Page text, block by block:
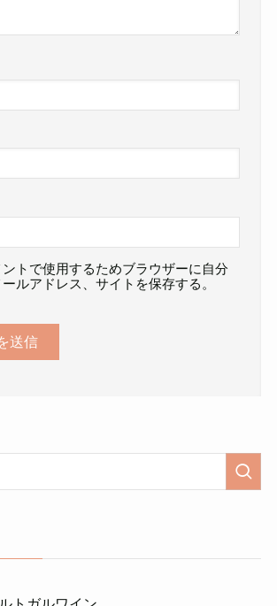
トで使用するためブラウザーに自分
ルアドレス、サイトを保存する。